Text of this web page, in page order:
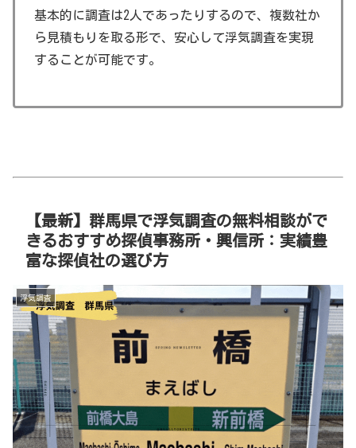
基本的に調査は2人であったりするので、複数社か
ら見積もりを取る形で、安心して浮気調査を実現
することが可能です。
【最新】群馬県で浮気調査の無料相談がで
きるおすすめ探偵事務所・興信所：実績豊
富な探偵社の選び方
浮気調査